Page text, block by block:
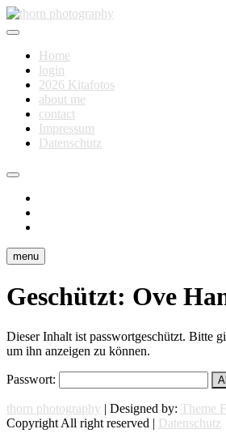
Skip
to
thorn photography
Fotografie für Dich
Home
login
2026 Kitafotos
about me
contact
Impressum
Datenschutz
menu
Geschützt: Ove
Dieser Inhalt ist passwortgeschützt. Bitte
um ihn anzeigen zu können.
Passwort:
thorn photography | Designed by: Theme
Copyright All right reserved | Datenschutz